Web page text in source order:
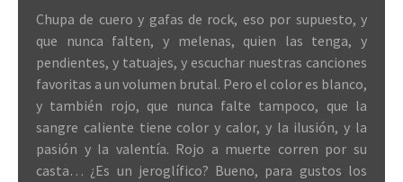
Chupa de cuero y gafas de rock, eso por supuesto, y
que nunca falten, y melenas, quien las tenga, y
pendientes, y tatuajes, y escuchar nuestras canciones
favoritas a un volumen brutal. Pero el color es blanco,
y también rojo, que nunca falte tampoco, que la
sangre caliente tiene color y calor, y la ilusión, y la
pasión y la valentía. Rojo a muerte corren por su
casta… ¿Es un jeroglífico? Bueno, para gustos los